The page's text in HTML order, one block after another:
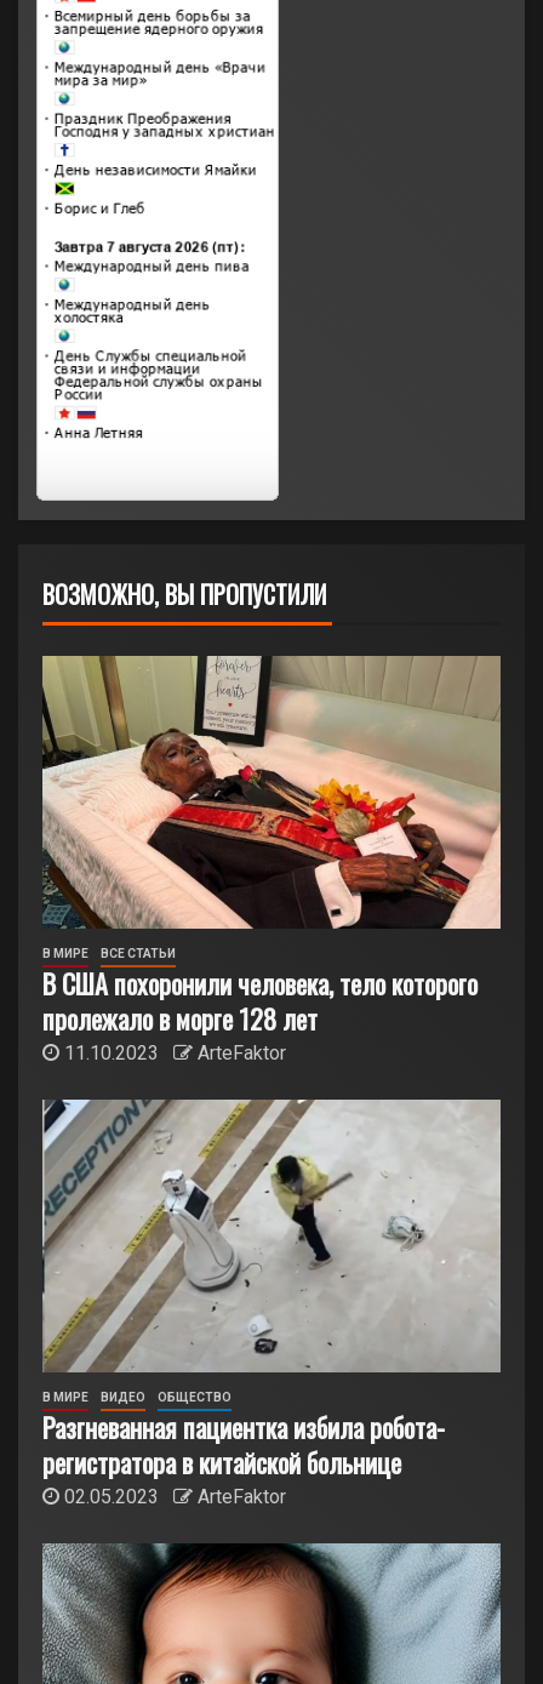
ВОЗМОЖНО, ВЫ ПРОПУСТИЛИ
В МИРЕ ВСЕ СТАТЬИ
В США похоронили человека, тело которого
пролежало в морге 128 лет
11.10.2023 ArteFaktor
В МИРЕ ВИДЕО ОБЩЕСТВО
Разгневанная пациентка избила робота-
регистратора в китайской больнице
02.05.2023 ArteFaktor